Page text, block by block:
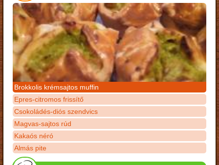
Brokkolis krémsajtos muffin
Epres-citromos frissítő
Csokoládés-diós szendvics
Magvas-sajtos rúd
Kakaós néró
Almás pite